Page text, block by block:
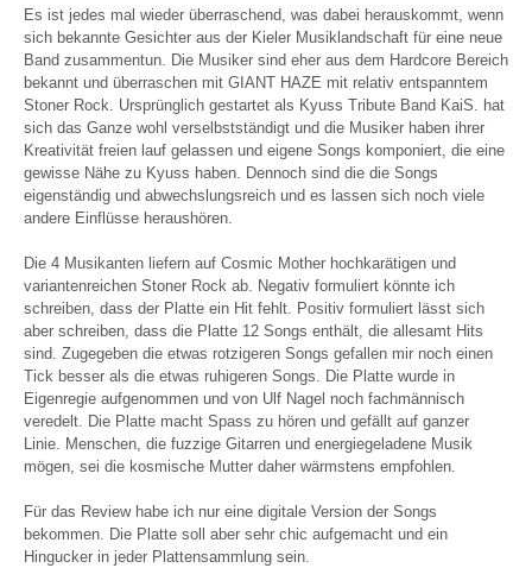
Es ist jedes mal wieder überraschend, was dabei herauskommt, wenn
sich bekannte Gesichter aus der Kieler Musiklandschaft für eine neue
Band zusammentun. Die Musiker sind eher aus dem Hardcore Bereich
bekannt und überraschen mit GIANT HAZE mit relativ entspanntem
Stoner Rock. Ursprünglich gestartet als Kyuss Tribute Band KaiS. hat
sich das Ganze wohl verselbstständigt und die Musiker haben ihrer
Kreativität freien lauf gelassen und eigene Songs komponiert, die eine
gewisse Nähe zu Kyuss haben. Dennoch sind die die Songs
eigenständig und abwechslungsreich und es lassen sich noch viele
andere Einflüsse heraushören.
Die 4 Musikanten liefern auf Cosmic Mother hochkarätigen und
variantenreichen Stoner Rock ab. Negativ formuliert könnte ich
schreiben, dass der Platte ein Hit fehlt. Positiv formuliert lässt sich
aber schreiben, dass die Platte 12 Songs enthält, die allesamt Hits
sind. Zugegeben die etwas rotzigeren Songs gefallen mir noch einen
Tick besser als die etwas ruhigeren Songs. Die Platte wurde in
Eigenregie aufgenommen und von Ulf Nagel noch fachmännisch
veredelt. Die Platte macht Spass zu hören und gefällt auf ganzer
Linie. Menschen, die fuzzige Gitarren und energiegeladene Musik
mögen, sei die kosmische Mutter daher wärmstens empfohlen.
Für das Review habe ich nur eine digitale Version der Songs
bekommen. Die Platte soll aber sehr chic aufgemacht und ein
Hingucker in jeder Plattensammlung sein.